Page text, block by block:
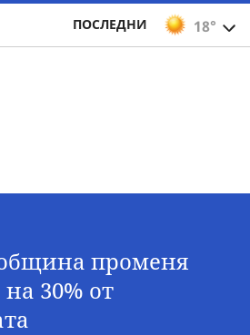
18°
ПОСЛЕДНИ
променя
30% от